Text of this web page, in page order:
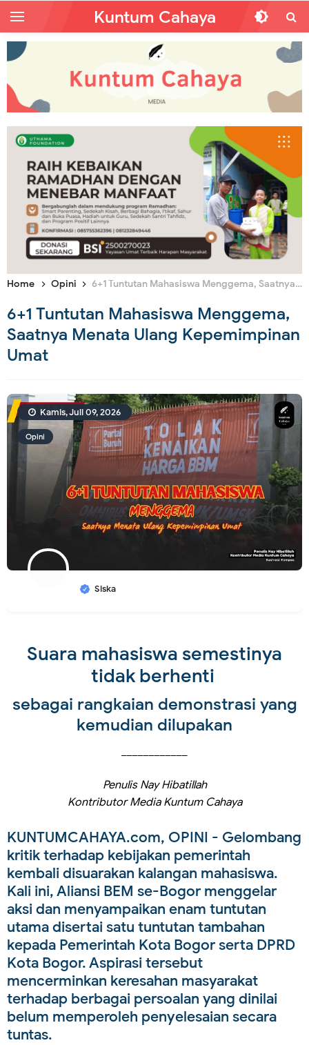
Kuntum Cahaya
Home Opini 6+1 Tuntutan Mahasiswa Menggema, Saatnya Menata Ulang Kepemimpinan Umat
6+1 Tuntutan Mahasiswa Menggema,
Saatnya Menata Ulang Kepemimpinan
Umat
Opini
Siska
Kamis, Juli 09, 2026
Suara mahasiswa semestinya
tidak berhenti
sebagai rangkaian demonstrasi yang
kemudian dilupakan
Penulis Nay Hibatillah
Kontributor Media Kuntum Cahaya
KUNTUMCAHAYA.com, OPINI - Gelombang
kritik terhadap kebijakan pemerintah
kembali disuarakan kalangan mahasiswa.
Kali ini, Aliansi BEM se-Bogor menggelar
aksi dan menyampaikan enam tuntutan
utama disertai satu tuntutan tambahan
kepada Pemerintah Kota Bogor serta DPRD
Kota Bogor. Aspirasi tersebut
mencerminkan keresahan masyarakat
terhadap berbagai persoalan yang dinilai
belum memperoleh penyelesaian secara
tuntas.